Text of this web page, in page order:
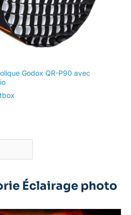
Godox QR-P90 avec
Éclairage photo